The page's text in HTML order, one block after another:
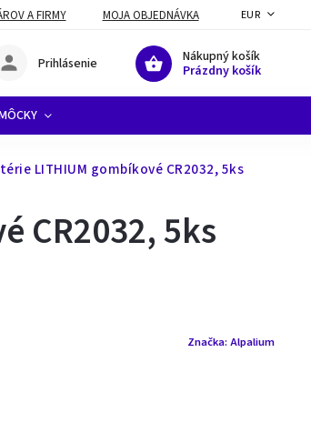
A FIRMY MOJA OBJEDNÁVKA EUR
Nákupný košík
Prázdny košík
Prihlásenie
LITHIUM gombíkové CR2032, 5ks
CR2032, 5ks
Značka: Alpalium